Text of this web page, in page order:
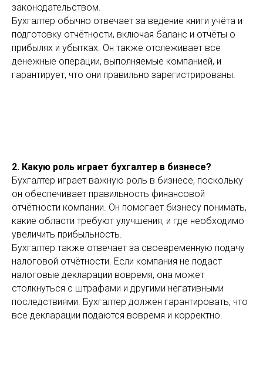
законодательством.
Бухгалтер обычно отвечает за ведение книги учёта и
подготовку отчётности, включая баланс и отчёты о
прибылях и убытках. Он также отслеживает все
денежные операции, выполняемые компанией, и
гарантирует, что они правильно зарегистрированы.
2. Какую роль играет бухгалтер в бизнесе?
Бухгалтер играет важную роль в бизнесе, поскольку
он обеспечивает правильность финансовой
отчётности компании. Он помогает бизнесу понимать,
какие области требуют улучшения, и где необходимо
увеличить прибыльность.
Бухгалтер также отвечает за своевременную подачу
налоговой отчётности. Если компания не подаст
налоговые декларации вовремя, она может
столкнуться с штрафами и другими негативными
последствиями. Бухгалтер должен гарантировать, что
все декларации подаются вовремя и корректно.